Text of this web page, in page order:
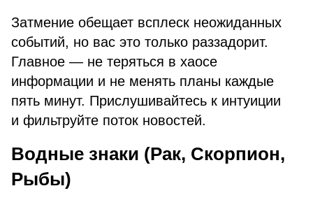
Затмение обещает всплеск неожиданных
событий, но вас это только раззадорит.
Главное — не теряться в хаосе
информации и не менять планы каждые
пять минут. Прислушивайтесь к интуиции
и фильтруйте поток новостей.
Водные знаки (Рак, Скорпион,
Рыбы)